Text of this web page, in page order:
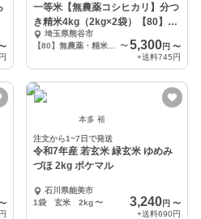
一等米【無農薬コシヒカリ】分つ
き精米4kg（2kg×2袋）【80】令
和７年産
埼玉県熊谷市
【80】無農薬・精米4ｋｇ
〜5,300円 〜
+送料745円
本多 裕
注文から1~7日で発送
令和7年産 若玄米 緑玄米 ゆめみ
づほ 2kg ポケマル
石川県能美市
1袋 玄米 2kg 〜 3,240円 〜
+送料690円